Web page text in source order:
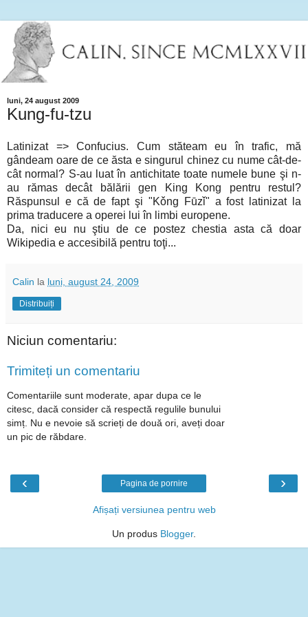
luni, 24 august 2009
Kung-fu-tzu
Latinizat => Confucius. Cum stăteam eu în trafic, mă
gândeam oare de ce ăsta e singurul chinez cu nume cât-de-
cât normal? S-au luat în antichitate toate numele bune şi n-
au rămas decât bălării gen King Kong pentru restul?
Răspunsul e că de fapt şi "Kǒng Fūzǐ" a fost latinizat la
prima traducere a operei lui în limbi europene.
Da, nici eu nu ştiu de ce postez chestia asta că doar
Wikipedia e accesibilă pentru toţi...
Calin la luni, august 24, 2009
Distribuiți
Niciun comentariu:
Trimiteți un comentariu
Comentariile sunt moderate, apar dupa ce le
citesc, dacă consider că respectă regulile bunului
simț. Nu e nevoie să scrieți de două ori, aveți doar
un pic de răbdare.
‹ ›
Pagina de pornire
Afișați versiunea pentru web
Un produs Blogger.